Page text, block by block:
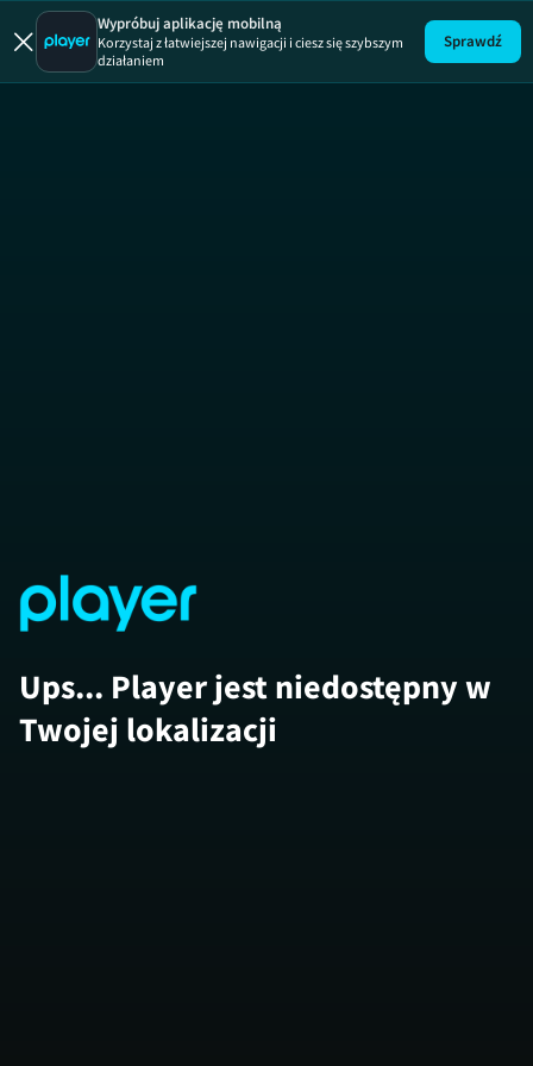
Top Model
Wypróbuj aplikację mobilną
Korzystaj z łatwiejszej nawigacji i ciesz się szybszym
działaniem
Sprawdź
Ups... Player jest niedostępny w
Twojej lokalizacji